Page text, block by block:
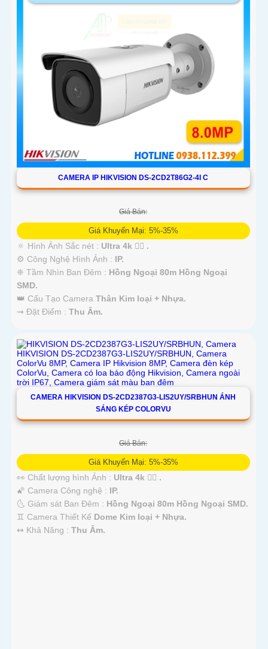
CAMERA IP HIKVISION DS-2CD2T86G2-4I C
Giá Bán:
Giá Khuyến Mại: 5%-35%
🔅 Hình Ảnh Sắc nét : Ultra 4k 👍🏾 .
⚙ Công Nghệ Hình Ảnh : IP.
❈ Tầm Nhìn Ban Đêm : Hồng Ngoại 80m Hồng Ngoại
SMD.
👑 Cấu Tạo Camera Thân Kim loại + Nhựa.
️⇝ Đặt Điểm : Thu Âm.
CAMERA HIKVISION DS-2CD2387G3-LIS2UY/SRBHUN ÁNH
SÁNG KÉP COLORVU
Giá Bán:
Giá Khuyến Mại: 5%-35%
👀 Chất lượng hình Ảnh : Ultra 4k 👍🏾 .
🌠 Camera Công nghệ : IP.
🌜 Giám sát Ban Đêm : Hồng Ngoại 80m Hồng Ngoại SMD.
♊ Camera Thiết Kế Dome Kim loại + Nhựa.
️↭ Khả Năng : Thu Âm.